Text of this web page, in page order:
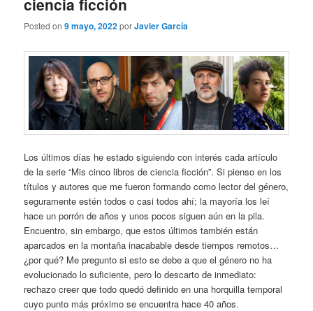
Posted on9 mayo, 2022porJavier García
Los últimos días he estado siguiendo con interés cada artículo
de la serie “Mis cinco libros de ciencia ficción”. Si pienso en los
títulos y autores que me fueron formando como lector del género,
seguramente estén todos o casi todos ahí; la mayoría los leí
hace un porrón de años y unos pocos siguen aún en la pila.
Encuentro, sin embargo, que estos últimos también están
aparcados en la montaña inacabable desde tiempos remotos…
¿por qué? Me pregunto si esto se debe a que el género no ha
evolucionado lo suficiente, pero lo descarto de inmediato:
rechazo creer que todo quedó definido en una horquilla temporal
cuyo punto más próximo se encuentra hace 40 años.